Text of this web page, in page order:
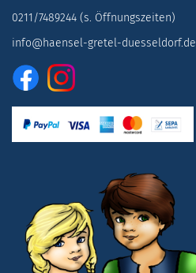
0211/7489244 (s. Öffnungszeiten)
info@haensel-gretel-duesseldorf.de